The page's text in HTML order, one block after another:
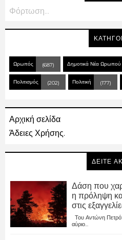
Φόρτωση...
Ωρωπός (687) Δημοτικά Νέα Ωρωπού
Πολιτισμός (202) Πολιτική (177)
Αρχική σελίδα
Άδειες Χρήσης.
ΔΕΙΤΕ
Δάση που
η πρόληψη
στις
Του Αντώνη
αύριο...